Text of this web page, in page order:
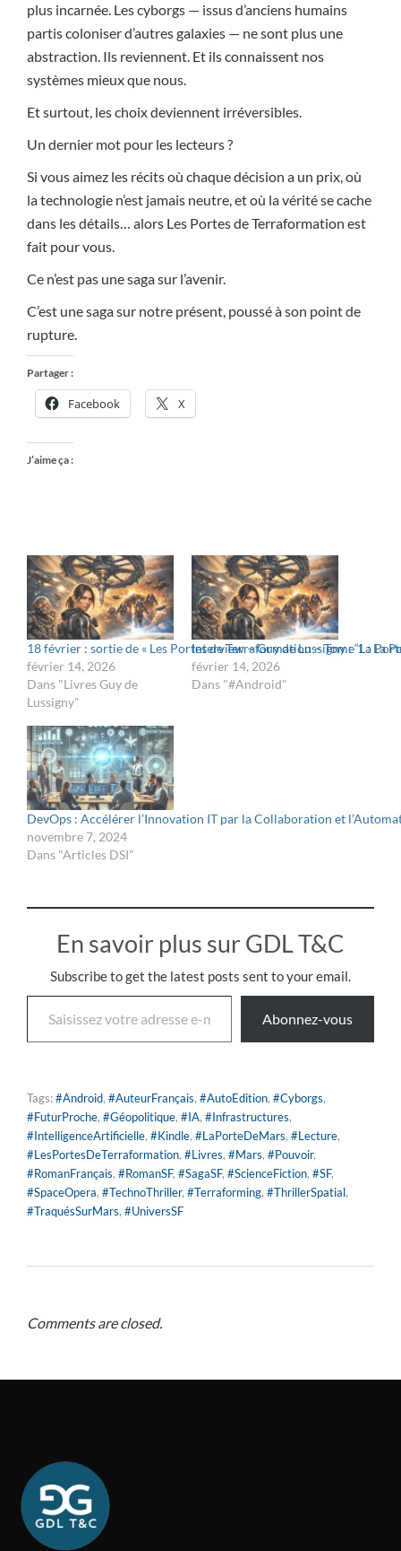
plus incarnée. Les cyborgs — issus d’anciens humains
partis coloniser d’autres galaxies — ne sont plus une
abstraction. Ils reviennent. Et ils connaissent nos
systèmes mieux que nous.
Et surtout, les choix deviennent irréversibles.
Un dernier mot pour les lecteurs ?
Si vous aimez les récits où chaque décision a un prix, où
la technologie n’est jamais neutre, et où la vérité se cache
dans les détails… alors Les Portes de Terraformation est
fait pour vous.
Ce n’est pas une saga sur l’avenir.
C’est une saga sur notre présent, poussé à son point de
rupture.
Partager :
Facebook X
J’aime ça :
18 février : sortie de « Les Portes de Terraformation – Tome 1 : La
février 14, 2026
Dans "Livres Guy de
Lussigny"
Interview – Guy de Lussigny : “La
février 14, 2026
Dans "#Android"
DevOps : Accélérer l’Innovation IT par la Collaboration et
novembre 7, 2024
Dans "Articles DSI"
En savoir plus sur GDL T&C
Subscribe to get the latest posts sent to your email.
Abonnez-vous
Tags:#Android, #AuteurFrançais, #AutoEdition, #Cyborgs,
#FuturProche, #Géopolitique, #IA, #Infrastructures,
#IntelligenceArtificielle, #Kindle, #LaPorteDeMars, #Lecture,
#LesPortesDeTerraformation, #Livres, #Mars, #Pouvoir,
#RomanFrançais, #RomanSF, #SagaSF, #ScienceFiction, #SF,
#SpaceOpera, #TechnoThriller, #Terraforming, #ThrillerSpatial,
#TraquésSurMars, #UniversSF
Comments are closed.